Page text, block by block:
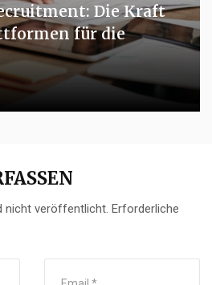
Die Kraft
für die
nicht veröffentlicht. Erforderliche